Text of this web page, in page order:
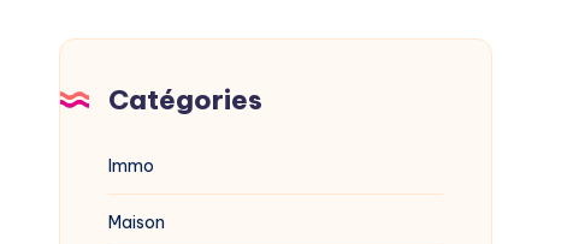
Catégories
Immo
Maison